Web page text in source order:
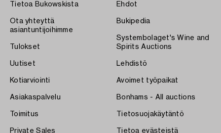
Tietoa Bukowskista
Ota yhteyttä
asiantuntijoihimme
Tulokset
Uutiset
Kotiarviointi
Asiakaspalvelu
Toimitus
Private Sales
Ehdot
Bukipedia
Systembolaget's Wine and
Spirits Auctions
Lehdistö
Avoimet työpaikat
Bonhams - All auctions
Tietosuojakäytäntö
Tietoa evästeistä